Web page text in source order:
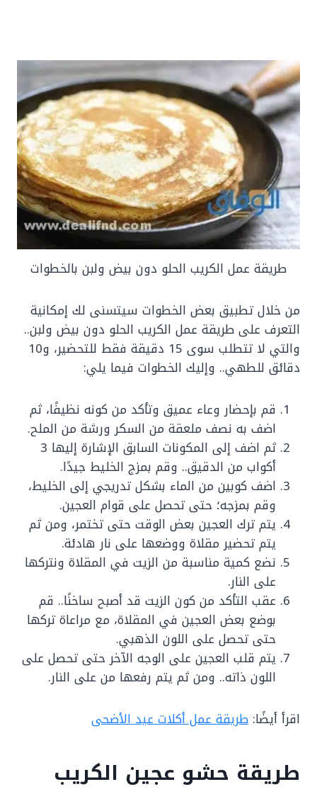
طريقة عمل الكريب الحلو دون بيض ولبن بالخطوات
من خلال تطبيق بعض الخطوات سيتسنى لك إمكانية
التعرف على طريقة عمل الكريب الحلو دون بيض ولبن..
والتي لا تتطلب سوى 15 دقيقة فقط للتحضير، و10
دقائق للطهي.. وإليك الخطوات فيما يلي:
قم بإحضار وعاء عميق وتأكد من كونه نظيفًا، ثم
اضف به نصف ملعقة من السكر ورشة من الملح.
ثم اضف إلى المكونات السابق الإشارة إليها 3
أكواب من الدقيق.. وقم بمزج الخليط جيدًا.
اضف كوبين من الماء بشكل تدريجي إلى الخليط،
وقم بمزجه؛ حتى تحصل على قوام العجين.
يتم ترك العجين بعض الوقت حتى تختمر، ومن ثم
يتم تحضير مقلاة ووضعها على نار هادئة.
نضع كمية مناسبة من الزيت في المقلاة ونتركها
على النار.
عقب التأكد من كون الزيت قد أصبح ساخنًا.. قم
بوضع بعض العجين في المقلاة، مع مراعاة تركها
حتى تحصل على اللون الذهبي.
يتم قلب العجين على الوجه الآخر حتى تحصل على
اللون ذاته.. ومن ثم يتم رفعها من على النار.
اقرأ أيضًا: طريقة عمل أكلات عيد الأضحى
طريقة حشو عجين الكريب